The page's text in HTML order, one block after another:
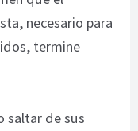
necesario para
termine
saltar de sus